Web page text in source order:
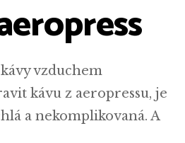
vzduchem
kávu z aeropressu, je
a nekomplikovaná. A